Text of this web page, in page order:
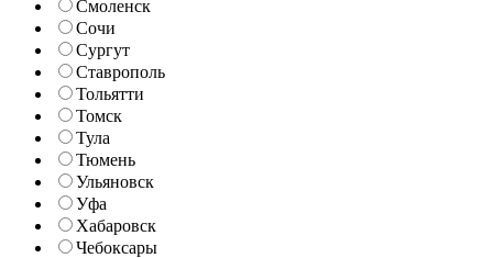
Смоленск
Сочи
Сургут
Ставрополь
Тольятти
Томск
Тула
Тюмень
Ульяновск
Уфа
Хабаровск
Чебоксары